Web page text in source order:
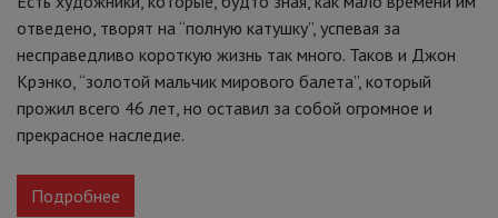
отведено, творят на “полную катушку”, успевая за
несправедливо короткую жизнь так много. Таков и Джон
Крэнко, “золотой мальчик мирового балета”, который
прожил всего 46 лет, но оставил за собой огромное и
прекрасное наследие.
Подробнее